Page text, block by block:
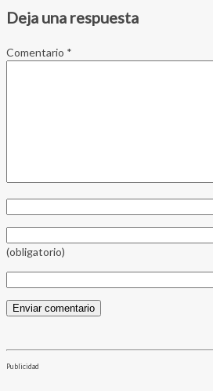
Deja una respuesta
Comentario *
(obligatorio)
Publicidad